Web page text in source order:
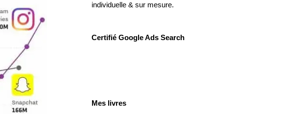
individuelle & sur mesure.
Certifié Google Ads Search
Mes livres